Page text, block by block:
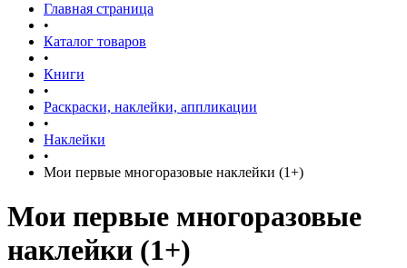
Главная страница
•
Каталог товаров
•
Книги
•
Раскраски, наклейки, аппликации
•
Наклейки
•
Мои первые многоразовые наклейки (1+)
Мои первые многоразовые
наклейки (1+)